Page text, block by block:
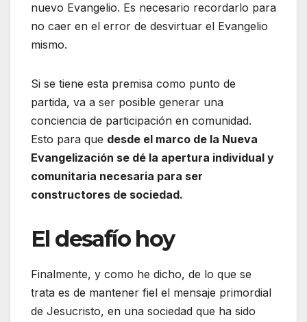
nuevo Evangelio. Es necesario recordarlo para
no caer en el error de desvirtuar el Evangelio
mismo.
Si se tiene esta premisa como punto de
partida, va a ser posible generar una
conciencia de participación en comunidad.
Esto para que desde el marco de la Nueva
Evangelización se dé la apertura individual y
comunitaria necesaria para ser
constructores de sociedad.
El desafío hoy
Finalmente, y como he dicho, de lo que se
trata es de mantener fiel el mensaje primordial
de Jesucristo, en una sociedad que ha sido